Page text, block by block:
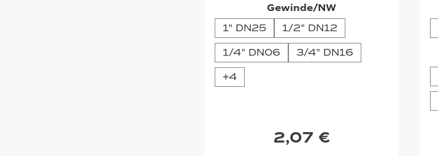
Gewinde/NWauswählen
1" DN25
1/2" DN12
1/4" DN06
3/4" DN16
+4
2,07 €